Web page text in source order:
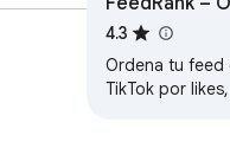
de Instagram
4.3
Ordena tu feed
TikTok por